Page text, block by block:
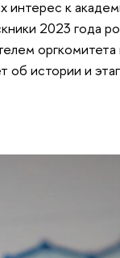
интерес к
2023 года
истории и